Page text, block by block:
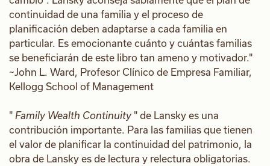
continuidad de una familia y el proceso de
planificación deben adaptarse a cada familia en
particular. Es emocionante cuánto y cuántas familias
se beneficiarán de este libro tan ameno y motivador."
~John L. Ward, Profesor Clínico de Empresa Familiar,
Kellogg School of Management
" Family Wealth Continuity " de Lansky es una
contribución importante. Para las familias que tienen
el valor de planificar la continuidad del patrimonio, la
obra de Lansky es de lectura y relectura obligatorias.